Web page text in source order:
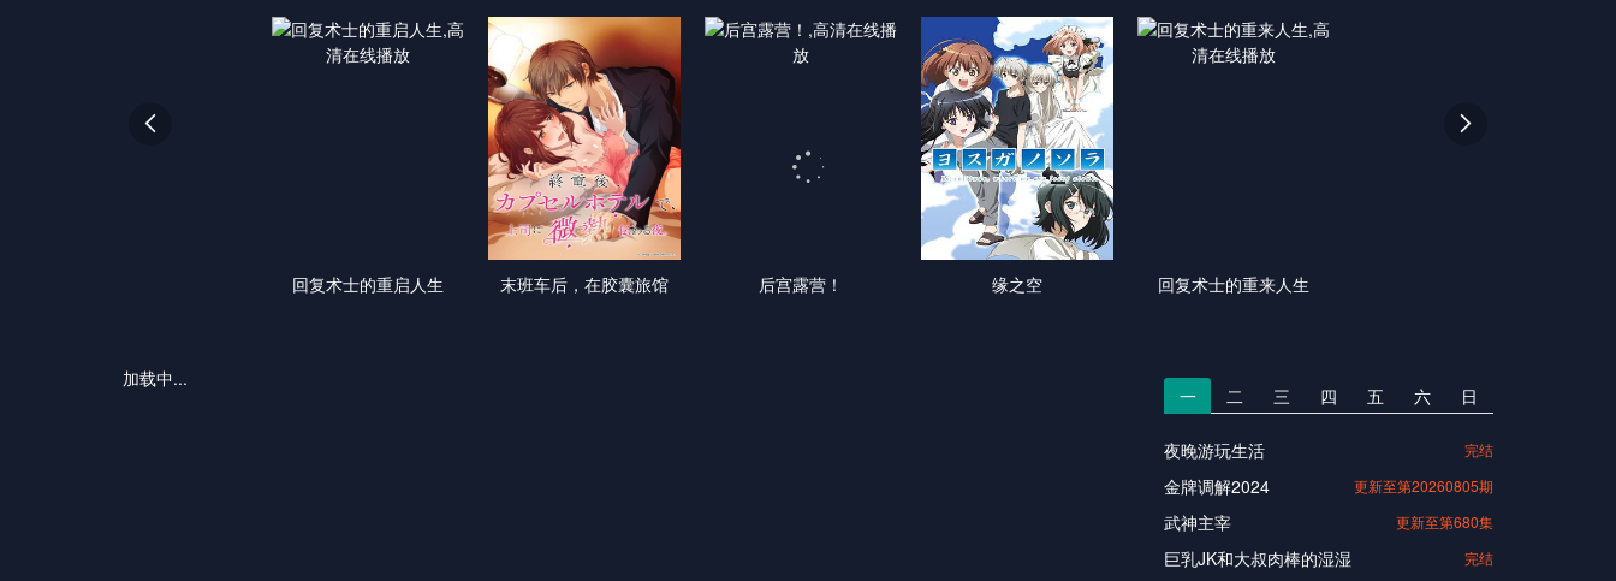
回复术士的重启人生 末班车后，在胶囊旅馆 后宫露营！ 缘之空 回复术士的重来人生
 
加载中...
一 二 三 四 五 六 日
夜晚游玩生活 完结
金牌调解2024 更新至第20260805期
武神主宰 更新至第680集
巨乳JK和大叔肉棒的湿湿 完结